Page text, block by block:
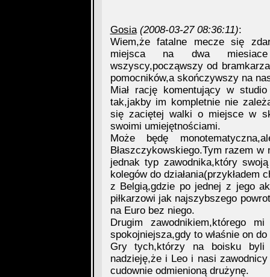
Gosia (2008-03-27 08:36:11):
Wiem,że fatalne mecze się
miejsca na dwa miesiace
wszyscy,począwszy od
pomocników,a skończywszy na
Miał rację komentujący w
tak,jakby im kompletnie nie
się zaciętej walki o miejsce w
swoimi umiejętnościami.
Może będę
Błaszczykowskiego.Tym razem
jednak typ zawodnika,który
kolegów do działania(przykładem
z Belgią,gdzie po jednej z jego
piłkarzowi jak najszybszego
na Euro bez niego.
Drugim zawodnikiem,którego
spokojniejsza,gdy to właśnie on
Gry tych,którzy na boisku
nadzieję,że i Leo i nasi
cudownie odmienioną drużynę.